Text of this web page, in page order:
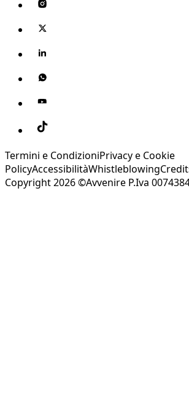
Termini e CondizioniPrivacy e Cookie
PolicyAccessibilitàWhistleblowing
Copyright 2026 ©Avvenire P.Iva